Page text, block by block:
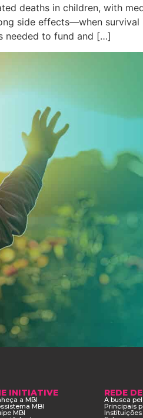
deaths in children, with
side effects—when
needed to fund and […]
INITIATIVE
a MBI
MBI
MBI
REDE
A busca
Principais